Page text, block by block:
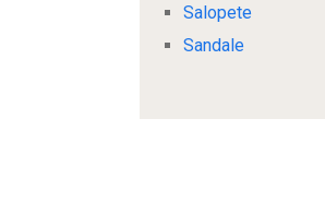
Salopete
Sandale